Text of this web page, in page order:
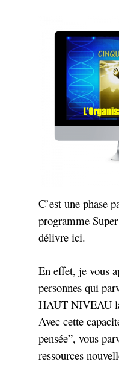
C’est une phase
programme
délivre ici.
En effet, je vous
personnes qui
HAUT NIVEAU
Avec cette
pensée”, vous
ressources